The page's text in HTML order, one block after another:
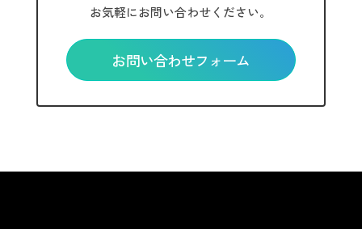
お気軽にお問い合わせください。
お問い合わせフォーム